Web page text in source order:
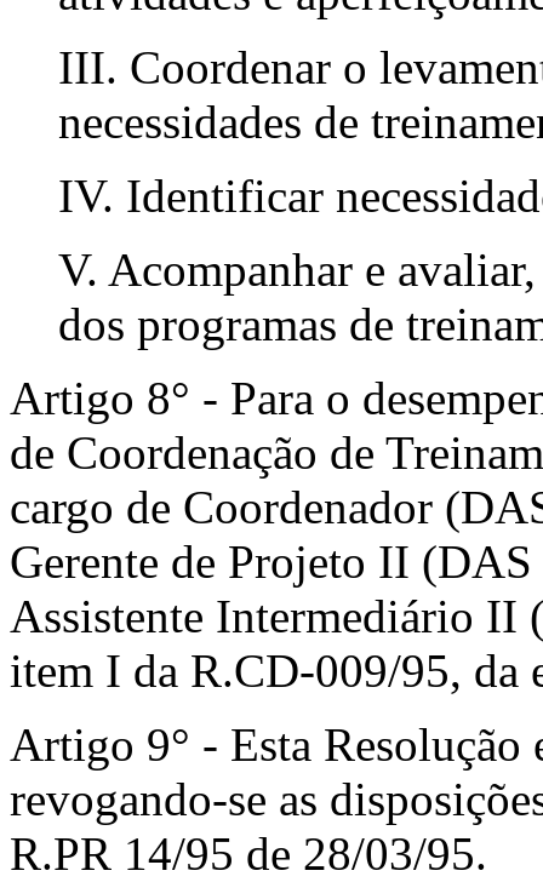
III. Coordenar o
necessidades de
IV. Identificar
V. Acompanhar e
dos programas de
Artigo 8° - Para o
de Coordenação de
cargo de Coordenador
Gerente de Projeto II
Assistente Intermediário II
item I da R.CD-009/95, da
Artigo 9° - Esta Resolução
revogando-se as
R.PR 14/95 de 28/03/95.